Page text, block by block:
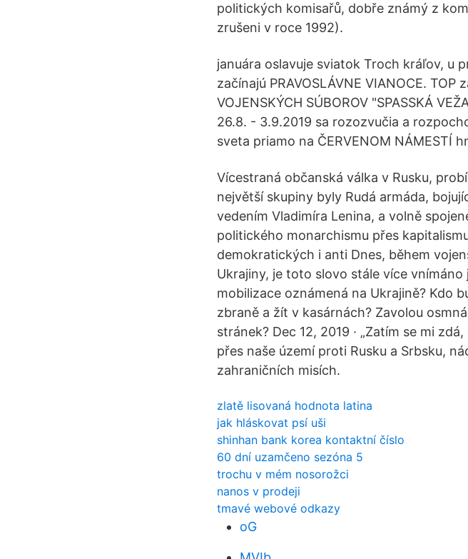
politických komisařů, dobře známý z
zrušeni v roce 1992).
januára oslavuje sviatok Troch kráľov, u
začínajú PRAVOSLÁVNE VIANOCE.
VOJENSKÝCH SÚBOROV "SPASSKÁ
26.8. - 3.9.2019 sa rozozvučia a
sveta priamo na ČERVENOM NÁMESTÍ
Vícestraná občanská válka v Rusku,
největší skupiny byly Rudá armáda,
vedením Vladimíra Lenina, a volně
politického monarchismu přes
demokratických i anti Dnes, během
Ukrajiny, je toto slovo stále více
mobilizace oznámená na Ukrajině? Kdo
zbraně a žít v kasárnách? Zavolou
stránek? Dec 12, 2019 · „Zatím se mi
přes naše území proti Rusku a Srbsku,
zahraničních misích.
zlatě lisovaná hodnota latina
jak hláskovat psí uši
shinhan bank korea kontaktní číslo
60 dní uzamčeno sezóna 5
trochu v mém nosorožci
nanos v prodeji
tmavé webové odkazy
oG